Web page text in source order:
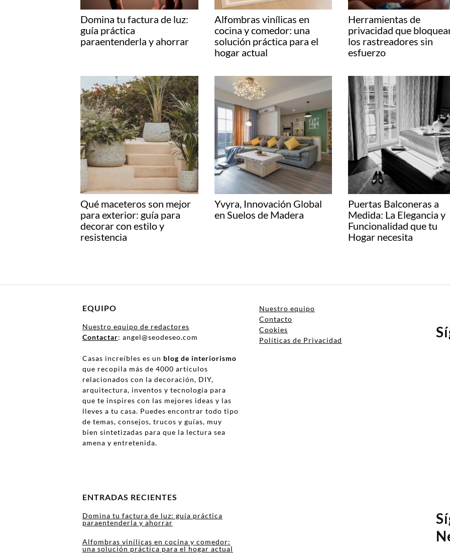
Domina tu factura de luz:
guía práctica
paraentenderla y ahorrar
Alfombras vinílicas en
cocina y comedor: una
solución práctica para el
hogar actual
Herramientas de
privacidad que
los rastreadores sin
esfuerzo
Qué maceteros son mejor
para exterior: guía para
decorar con estilo y
resistencia
Yvyra, Innovación Global
en Suelos de Madera
Puertas Balconeras a
Medida: La Elegancia y
Funcionalidad que tu
Hogar necesita
EQUIPO
Nuestro equipo de redactores
Contactar: angel@seodeseo.com
Casas increíbles es un blog de interiorismo
que recopila más de 4000 artículos
relacionados con la decoración, DIY,
arquitectura, inventos y tecnología para
que te inspires con las mejores ideas y las
lleves a tu casa. Puedes encontrar todo tipo
de temas, consejos, trucos y guías, muy
bien sintetizadas para que la lectura sea
amena y entretenida.
ENTRADAS RECIENTES
Domina tu factura de luz: guía práctica
paraentenderla y ahorrar
Alfombras vinílicas en cocina y comedor:
una solución práctica para el hogar actual
Nuestro equipo
Contacto
Cookies
Políticas de Privacidad